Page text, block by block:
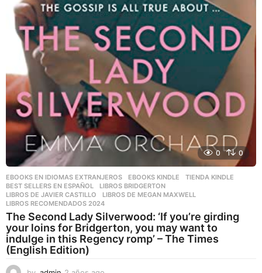
0 0
EBOOKS EN IDIOMAS EXTRANJEROS ,EBOOKS KINDLE ,TIENDA KINDLE
BEST SELLERS EN ESPAÑOL
,LIBROS BRIDGERTON
LIBROS DE JAVIER CASTILLO
,LIBROS DE MEGAN MAXWELL
LIBROS RECOMENDADOS 2024
The Second Lady Silverwood: ‘If you’re girding
your loins for Bridgerton, you may want to
indulge in this Regency romp’ – The Times
(English Edition)